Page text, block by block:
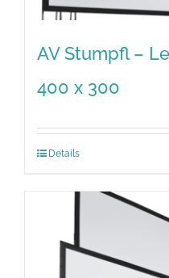
AV Stumpfl –
400 x 300
Details